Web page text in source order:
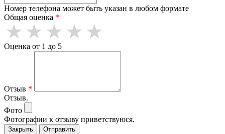
Номер телефона может быть указан в любом формате
Общая оценка *
Оценка от 1 до 5
Отзыв *
Отзыв.
Фото
Фотографии к отзыву приветствуюся.
Закрыть Отправить